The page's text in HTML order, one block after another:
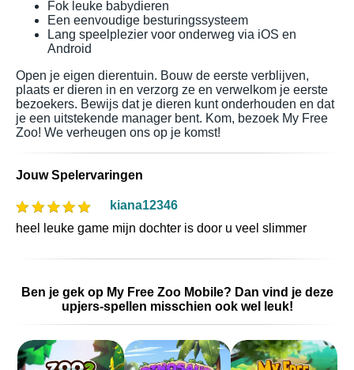
Fok leuke babydieren
Een eenvoudige besturingssysteem
Lang speelplezier voor onderweg via iOS en
Android
Open je eigen dierentuin. Bouw de eerste verblijven,
plaats er dieren in en verzorg ze en verwelkom je eerste
bezoekers. Bewijs dat je dieren kunt onderhouden en dat
je een uitstekende manager bent. Kom, bezoek My Free
Zoo! We verheugen ons op je komst!
Jouw Spelervaringen
kiana12346
heel leuke game mijn dochter is door u veel slimmer
Ben je gek op My Free Zoo Mobile? Dan vind je deze
upjers-spellen misschien ook wel leuk!